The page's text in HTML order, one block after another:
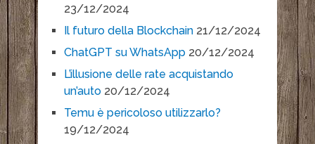
23/12/2024
Il futuro della Blockchain 21/12/2024
ChatGPT su WhatsApp 20/12/2024
L’illusione delle rate acquistando
un’auto 20/12/2024
Temu è pericoloso utilizzarlo?
19/12/2024